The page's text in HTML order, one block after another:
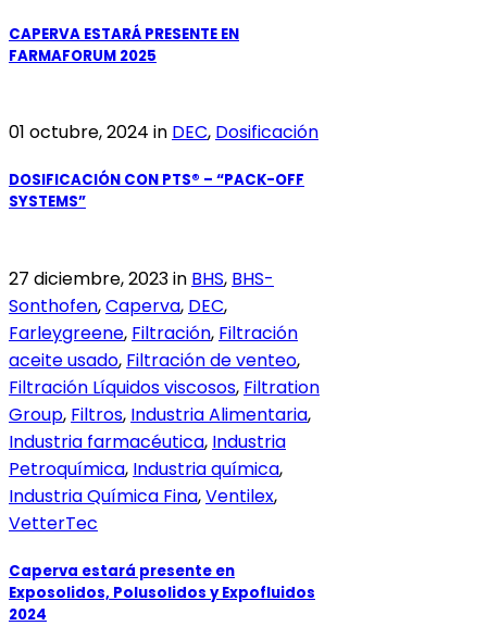
CAPERVA ESTARÁ PRESENTE EN
FARMAFORUM 2025
01 octubre, 2024 in DEC, Dosificación
DOSIFICACIÓN CON PTS® – “PACK-OFF
SYSTEMS”
27 diciembre, 2023in BHS, BHS-
Sonthofen,Caperva, DEC,
Farleygreene, Filtración, Filtración
aceite usado, Filtración de venteo,
Filtración Líquidos viscosos, Filtration
Group, Filtros, Industria Alimentaria,
Industria farmacéutica, Industria
Petroquímica, Industria química,
Industria Química Fina,Ventilex,
VetterTec
Caperva estará presente en
Exposolidos, Polusolidos y Expofluidos
2024